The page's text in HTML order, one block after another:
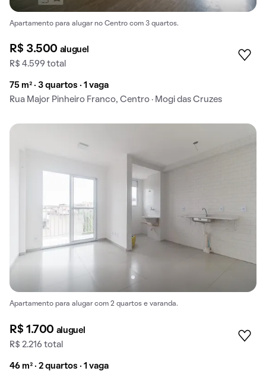
Apartamento para alugar no Centro com 3 quartos.
R$ 3.500 aluguel
R$ 4.599 total
75 m² · 3 quartos · 1 vaga
Rua Major Pinheiro Franco, Centro · Mogi das Cruzes
Apartamento para alugar com 2 quartos e varanda.
R$ 1.700 aluguel
R$ 2.216 total
46 m² · 2 quartos · 1 vaga